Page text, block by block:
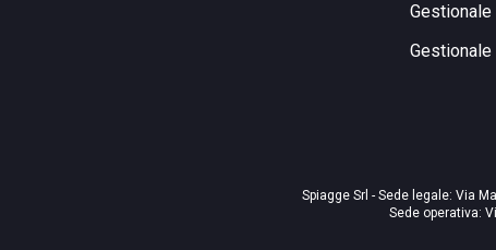
Spiagge Srl - Sede legale: Via
Sede operativa: